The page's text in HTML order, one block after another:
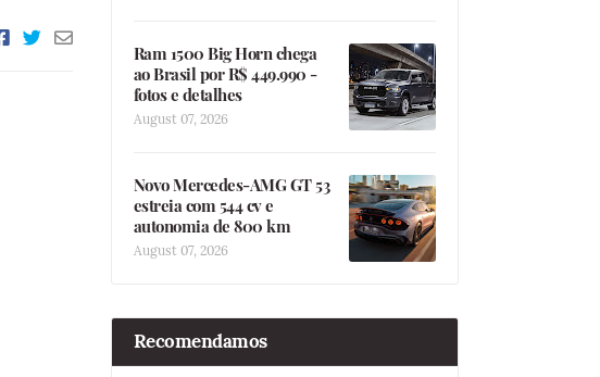
Ram 1500 Big Horn chega
ao Brasil por R$ 449.990 -
fotos e detalhes
August 07, 2026
Novo Mercedes-AMG GT 53
estreia com 544 cv e
autonomia de 800 km
August 07, 2026
Recomendamos